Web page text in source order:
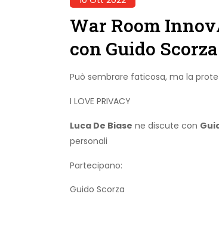
War Room
con Guido Scorza
Può sembrare faticosa, ma la
I LOVE PRIVACY
Luca De Biase ne discute con
personali
Partecipano:
Guido Scorza